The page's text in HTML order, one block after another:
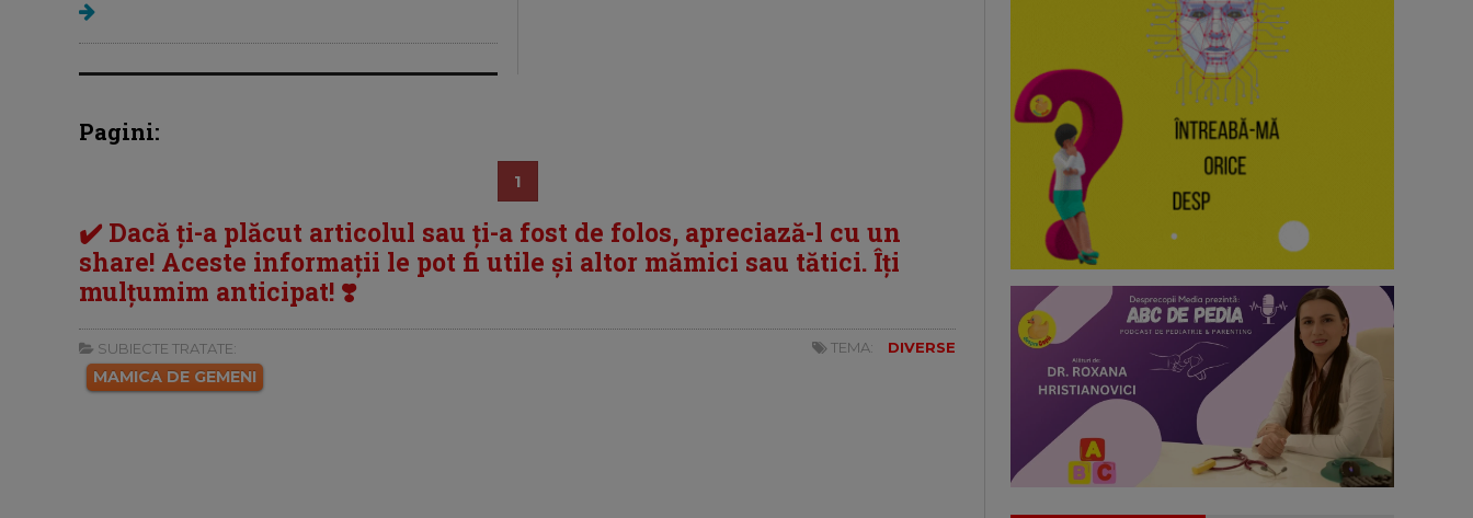
Pagini:
1
✔️ Dacă ți-a plăcut articolul sau ți-a fost de folos, apreciază-l cu un
share! Aceste informații le pot fi utile și altor mămici sau tătici. Îți
mulțumim anticipat! ❣️
SUBIECTE TRATATE:
MAMICA DE GEMENI
TEMA: DIVERSE